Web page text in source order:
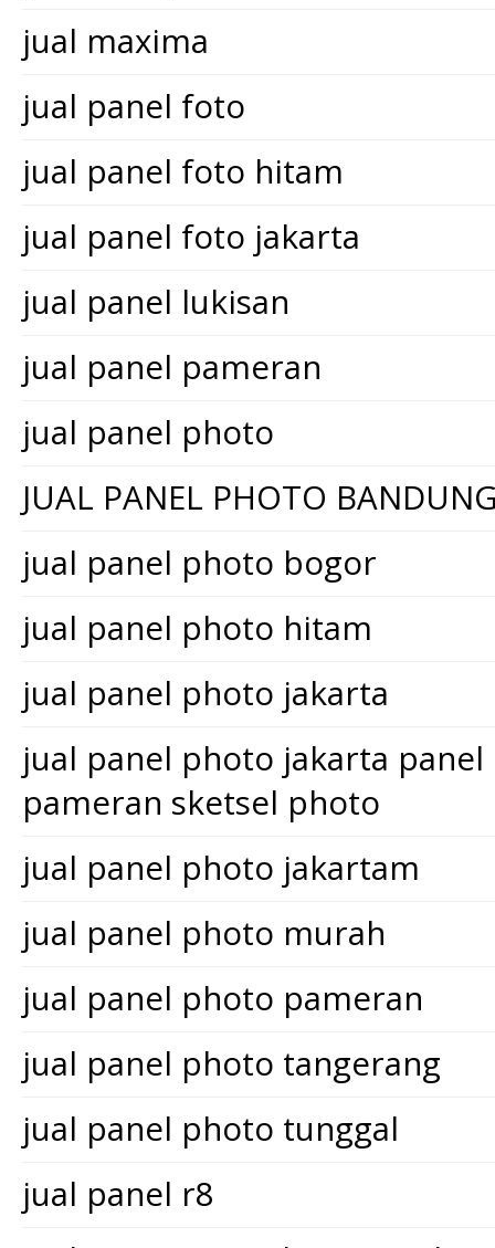
jual maxima
jual panel foto
jual panel foto hitam
jual panel foto jakarta
jual panel lukisan
jual panel pameran
jual panel photo
JUAL PANEL PHOTO
jual panel photo bogor
jual panel photo hitam
jual panel photo jakarta
jual panel photo jakarta
pameran sketsel photo
jual panel photo jakartam
jual panel photo murah
jual panel photo pameran
jual panel photo tangerang
jual panel photo tunggal
jual panel r8